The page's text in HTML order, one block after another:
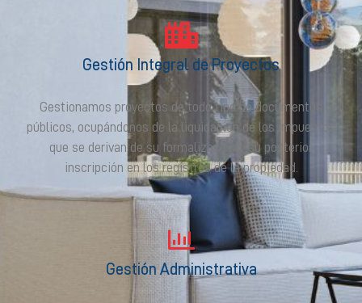
Gestión Integral de Proyectos
Gestionamos proyectos de todo tipo de documentos
públicos, ocupándonos de la liquidación de los impuestos
que se derivan de su formalización y su posterior
inscripción en los registros de la propiedad.
Gestión Administrativa